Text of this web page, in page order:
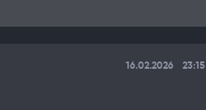
16.02.2026 23:15